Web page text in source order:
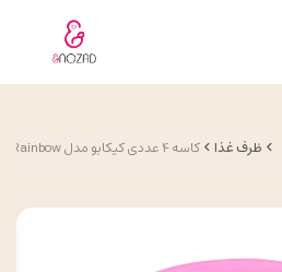
ظرف غذا کاسه 4 عددی کیکابو مدل Rainbow